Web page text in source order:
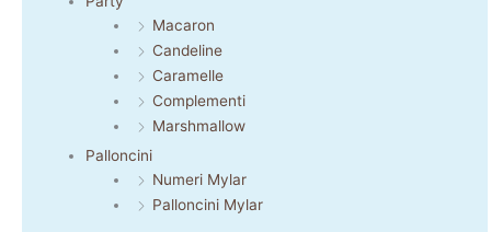
Macaron
Candeline
Caramelle
Complementi
Marshmallow
Palloncini
Numeri Mylar
Palloncini Mylar